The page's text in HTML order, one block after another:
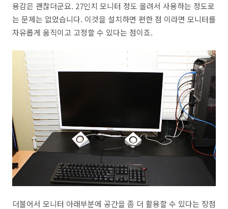
용감은 괜찮더군요. 27인치 모니터 정도 올려서 사용하는 정도로
는 문제는 없었습니다. 이것을 설치하면 편한 점 이라면 모니터를
자유롭게 움직이고 고정할 수 있다는 점이죠.
더불어서 모니터 아래부분에 공간을 좀 더 활용할 수 있다는 장점